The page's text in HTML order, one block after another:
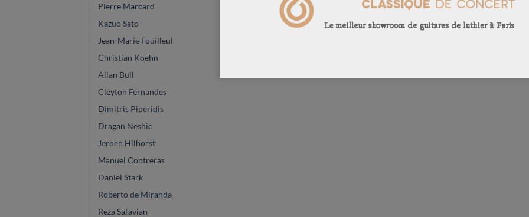
Pierre Marcard
Kazuo Sato
Jean-Marie Fouilleul
Christian Koehn
Allan Bull
Cleyton Fernandes
Dimitris Piperidis
Dragan Neshic
Jeroen Hilhorst
Manuel Contreras
Daniel Stark
Roberto de Miranda
Reza Safavian